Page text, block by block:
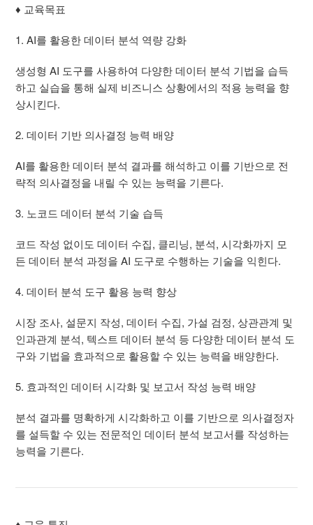
♦ 교육목표
1. AI를 활용한 데이터 분석 역량 강화
생성형 AI 도구를 사용하여 다양한 데이터 분석 기법을 습득
하고 실습을 통해 실제 비즈니스 상황에서의 적용 능력을 향
상시킨다.
2. 데이터 기반 의사결정 능력 배양
AI를 활용한 데이터 분석 결과를 해석하고 이를 기반으로 전
략적 의사결정을 내릴 수 있는 능력을 기른다.
3. 노코드 데이터 분석 기술 습득
코드 작성 없이도 데이터 수집, 클리닝, 분석, 시각화까지 모
든 데이터 분석 과정을 AI 도구로 수행하는 기술을 익힌다.
4. 데이터 분석 도구 활용 능력 향상
시장 조사, 설문지 작성, 데이터 수집, 가설 검정, 상관관계 및
인과관계 분석, 텍스트 데이터 분석 등 다양한 데이터 분석 도
구와 기법을 효과적으로 활용할 수 있는 능력을 배양한다.
5. 효과적인 데이터 시각화 및 보고서 작성 능력 배양
분석 결과를 명확하게 시각화하고 이를 기반으로 의사결정자
를 설득할 수 있는 전문적인 데이터 분석 보고서를 작성하는
능력을 기른다.